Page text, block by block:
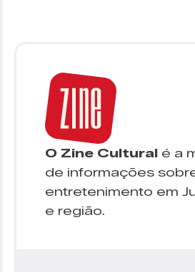
O Zine Cultural é a
de informações
entretenimento em
e região.